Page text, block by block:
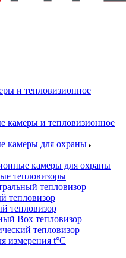
и тепловизионное
камеры и тепловизионное
камеры для охраны
камеры для охраны
тепловизоры
тепловизор
тепловизор
тепловизор
Box тепловизор
тепловизор
измерения t°С